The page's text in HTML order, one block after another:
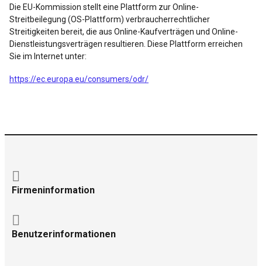
Die EU-Kommission stellt eine Plattform zur Online-
Streitbeilegung (OS-Plattform) verbraucherrechtlicher
Streitigkeiten bereit, die aus Online-Kaufverträgen und Online-
Dienstleistungsverträgen resultieren. Diese Plattform erreichen
Sie im Internet unter:
https://ec.europa.eu/consumers/odr/
Firmeninformation
Benutzerinformationen